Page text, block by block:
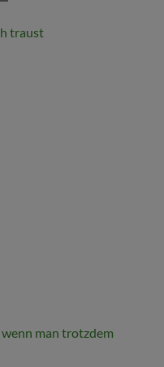
traust
man trotzdem